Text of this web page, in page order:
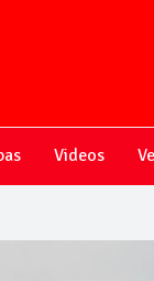
Videos